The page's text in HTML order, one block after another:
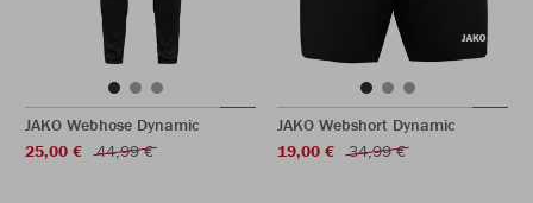
JAKO Webhose Dynamic
25,00 €
44,99 €
JAKO Webshort Dynamic
19,00 €
34,99 €